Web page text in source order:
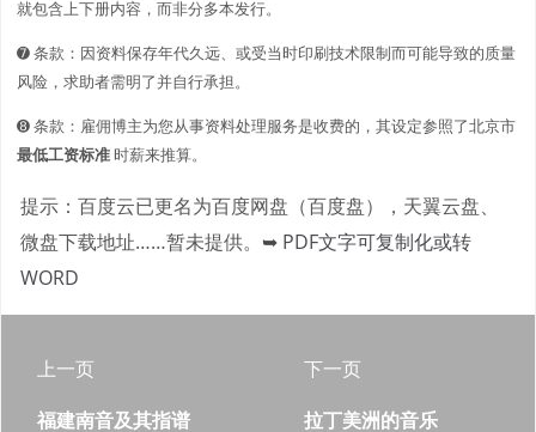
就包含上下册内容，而非分多本发行。
➐ 条款：因资料保存年代久远、或受当时印刷技术限制而可能导致的质量
风险，求助者需明了并自行承担。
➑ 条款：雇佣博主为您从事资料处理服务是收费的，其设定参照了北京市
最低工资标准时薪来推算。
提示：百度云已更名为百度网盘（百度盘），天翼云盘、
微盘下载地址……暂未提供。 ➥ PDF文字可复制化或转
WORD
上一页
福建南音及其指谱
下一页
拉丁美洲的音乐